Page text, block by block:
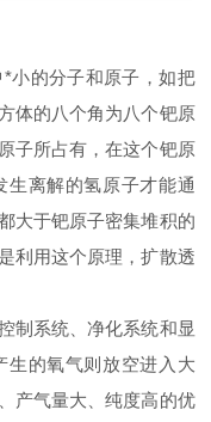
的分子和原子，如把
体的八个角为八个钯原
子所占有，在这个钯原
生离解的氢原子才能通
大于钯原子密集堆积的
利用这个原理，扩散透
系统、净化系统和显
生的氧气则放空进入大
产气量大、纯度高的优